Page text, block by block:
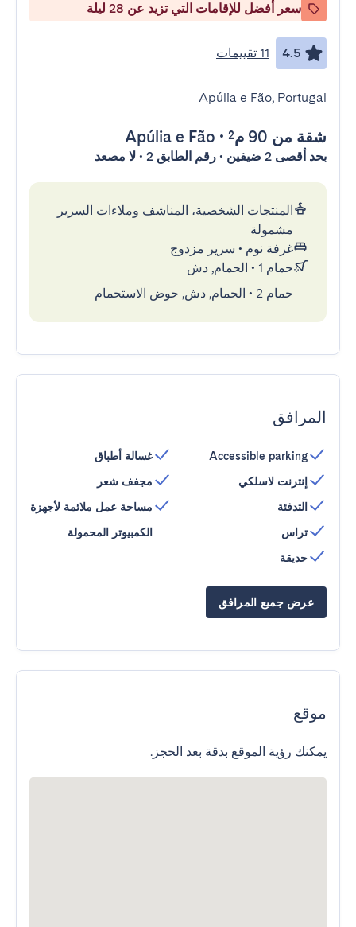
سعر أفضل للإقامات التي تزيد عن 28 ليلة
4.5 11 تقييمات
Apúlia e Fão, Portugal
شقة من 90 م² •
Apúlia e Fão
بحد أقصى 2 ضيفين • رقم الطابق 2 • لا مصعد
المنتجات الشخصية، المناشف وملاءات السرير
مشمولة
غرفة نوم • سرير مزدوج
حمام 1
• الحمام, دش
حمام 2
• الحمام, دش, حوض الاستحمام
المرافق
Accessible parking
إنترنت لاسلكي
التدفئة
تراس
حديقة
غسالة أطباق
مجفف شعر
مساحة عمل ملائمة لأجهزة
الكمبيوتر المحمولة
عرض جميع المرافق
موقع
يمكنك رؤية الموقع بدقة بعد الحجز.